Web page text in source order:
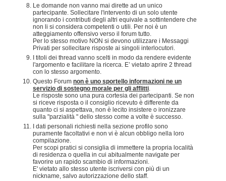
Le domande non vanno mai dirette ad un unico
partecipante. Sollecitare l'intervento di un solo utente
ignorando i contributi degli altri equivale a sottintendere che
non li si considera competenti o utili. Per noi è un
atteggiamento offensivo verso il forum tutto.
Per lo stesso motivo NON si devono utilizzare i Messaggi
Privati per sollecitare risposte ai singoli interlocutori.
I titoli dei thread vanno scelti in modo da rendere evidente
l'argomento e facilitare la ricerca. E’ vietato aprire 2 thread
con lo stesso argomento.
Questo Forum non è uno sportello informazioni ne un
servizio di sostegno morale per gli afflitti
Le risposte sono una pura cortesia dei partecipanti. Se non
si riceve risposta o il consiglio ricevuto è differente da
quanto ci si aspettava, non è lecito insistere o ironizzare
sulla "parzialità " dello stesso come a volte è successo.
I dati personali richiesti nella sezione profilo sono
puramente facoltativi e non vi è alcun obbligo nella loro
compilazione.
Per scopi pratici si consiglia di immettere la propria località
di residenza o quella in cui abitualmente navigate per
favorire un rapido scambio di informazioni.
E' vietato allo stesso utente iscriversi con più di un
nickname, salvo autorizzazione dello staff.